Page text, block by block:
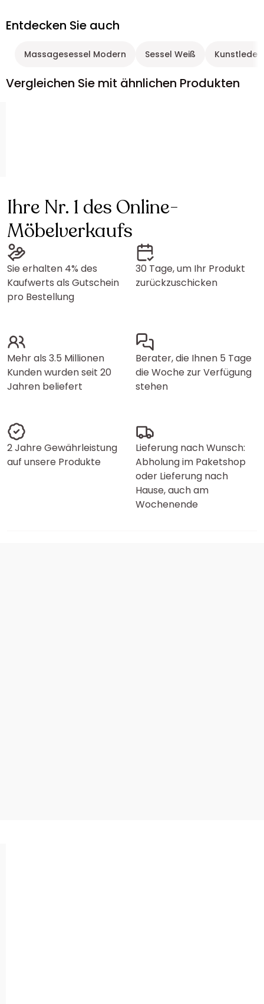
Entdecken Sie auch
Massagesessel Modern Sessel Weiß
Vergleichen Sie mit ähnlichen Produkten
Ihre Nr. 1 des Online-
Möbelverkaufs
Sie erhalten 4% des
Kaufwerts als Gutschein
pro Bestellung
30 Tage, um Ihr Produkt
zurückzuschicken
Mehr als 3.5 Millionen
Kunden wurden seit 20
Jahren beliefert
Berater, die Ihnen 5 Tage
die Woche zur Verfügung
stehen
2 Jahre Gewährleistung
auf unsere Produkte
Lieferung nach Wunsch:
Abholung im Paketshop
oder Lieferung nach
Hause, auch am
Wochenende